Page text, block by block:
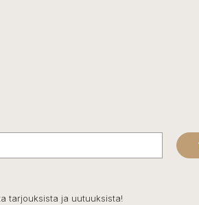
tarjouksista ja uutuuksista!